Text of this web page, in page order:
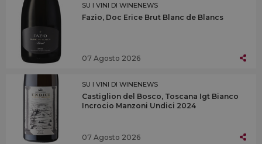
SU I VINI DI WINENEWS
Fazio, Doc Erice Brut Blanc de Blancs
07 Agosto 2026
SU I VINI DI WINENEWS
Castiglion del Bosco, Toscana Igt Bianco
Incrocio Manzoni Undici 2024
07 Agosto 2026